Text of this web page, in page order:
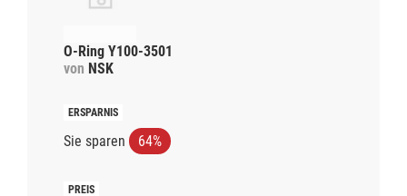
O-Ring Y100-3501
von NSK
Sie sparen 64%